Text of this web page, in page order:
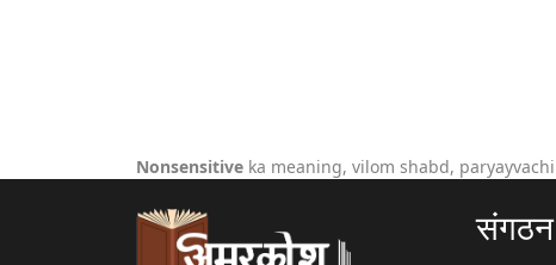
Nonsensitive ka meaning, vilom shabd,
संगठन